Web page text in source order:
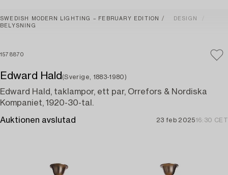
SWEDISH MODERN LIGHTING – FEBRUARY EDITION
DESIGN
BELYSNING
1578870
Edward Hald (Sverige, 1883-1980)
Edward Hald, taklampor, ett par, Orrefors & Nordiska
Kompaniet, 1920-30-tal.
Auktionen avslutad 23 feb 202516:30 CET